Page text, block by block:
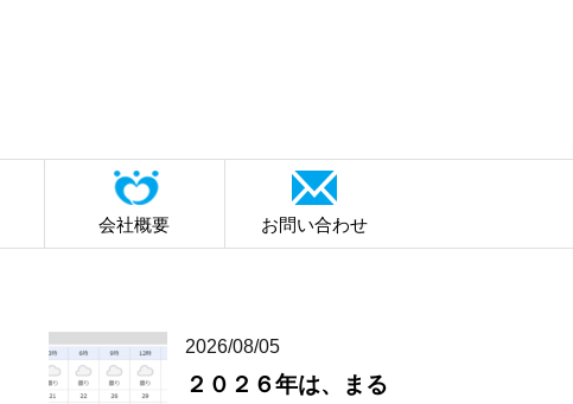
会社概要 お問い合わせ
2026/08/05
２０２６年は、まる